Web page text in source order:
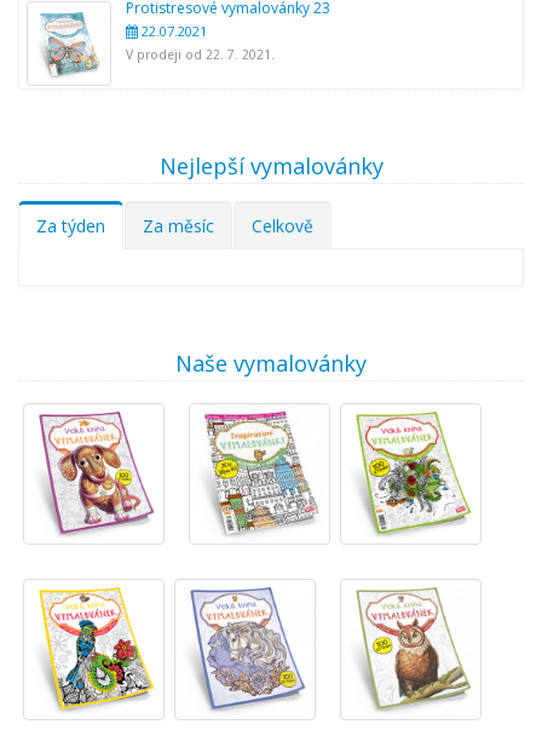
Protistresové vymalovánky 23
22.07.2021
V prodeji od 22. 7. 2021.
Nejlepší vymalovánky
Za týden Za měsíc Celkově
Naše vymalovánky